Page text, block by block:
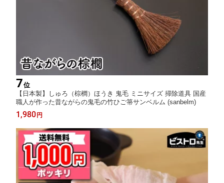
7位
【日本製】しゅろ（棕櫚）ほうき 鬼毛 ミニサイズ 掃除道具 国産
職人が作った昔ながらの鬼毛の竹ひご箒サンベルム (sanbelm)
1,980 円